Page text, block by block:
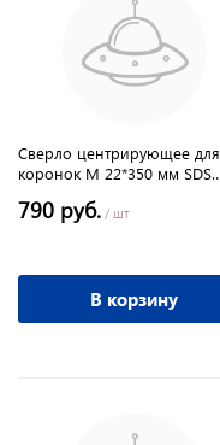
Сверло центрирующее для
коронок М 22*350 мм SDS
790 руб. / шт
В корзину